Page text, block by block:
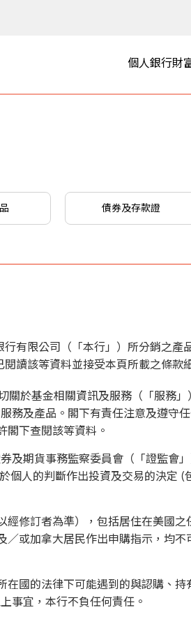
個人銀行財
債券及存款證
有限公司（「本行」）所分銷之
讀該等資料並接受本頁所載之條款
於基金相關資訊及服務（「服務
務及產品。閣下有責任注意及遵守
閣下查閱該等資料。
及期貨事務監察委員會（「證監會
個人的判斷作出投資及交易的決定
修訂者為準），包括居住在美國
或加拿大居民作出申購指示，均
國的法律下可能遇到的與認購、
事宜，本行不負任何責任。